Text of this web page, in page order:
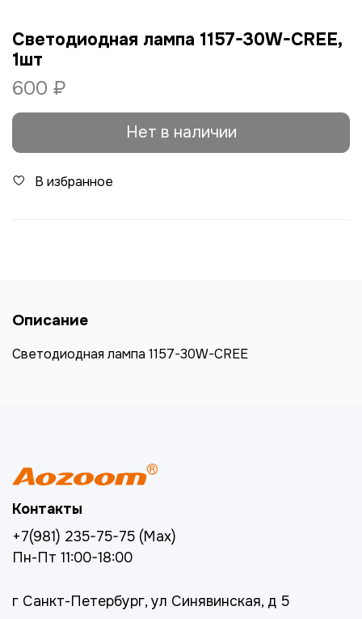
Светодиодная лампа 1157-30W-CREE,
1шт
600 ₽
Нет в наличии
В избранное
Описание
Светодиодная лампа 1157-30W-CREE
Контакты
+7(981) 235-75-75 (Max)
Пн-Пт 11:00-18:00
г Санкт-Петербург, ул Синявинская, д 5